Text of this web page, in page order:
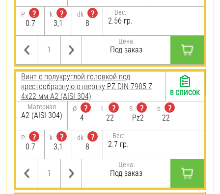
P
?
0.7
k
?
3,1
dk
?
8
Вес:
2.56 гр.
Цена:
Под заказ
Винт с полукруглой головкой под
крестообразную отвертку PZ DIN 7985 Z
4х22 мм А2 (AISI 304)
Материал
А2 (AISI 304)
Ø
?
4
L
?
22
S
?
Pz2
b
?
22
P
?
0.7
k
?
3,1
dk
?
8
Вес:
2.7 гр.
Цена:
Под заказ
В СПИСОК